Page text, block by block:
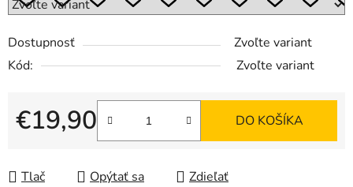
Dostupnosť
Zvoľte variant
Kód:
Zvoľte variant
€19,90
Jednotková cena:
DO KOŠÍKA
Tlač Opýtať sa Zdieľať